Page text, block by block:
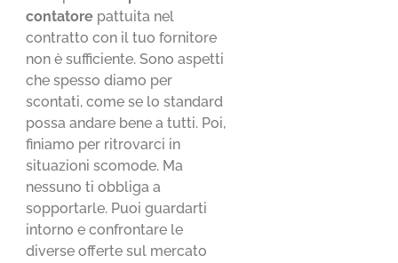
contatore pattuita nel
contratto con il tuo fornitore
non è sufficiente. Sono aspetti
che spesso diamo per
scontati, come se lo standard
possa andare bene a tutti. Poi,
finiamo per ritrovarci in
situazioni scomode. Ma
nessuno ti obbliga a
sopportarle. Puoi guardarti
intorno e confrontare le
diverse offerte sul mercato